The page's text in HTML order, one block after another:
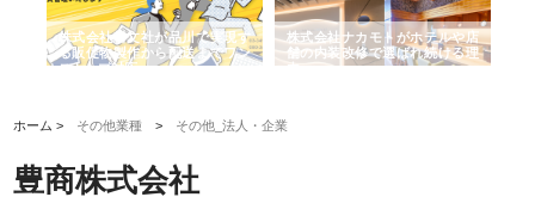
株式会社耕文社が品川で実現す
る販促物製作から配送までワン
ストップ対応
株式会社ナカモトがホテルや店
舗の内装改修で選ばれ続ける理
由
ホーム > その他業種 > その他_法人・企業
豊商株式会社